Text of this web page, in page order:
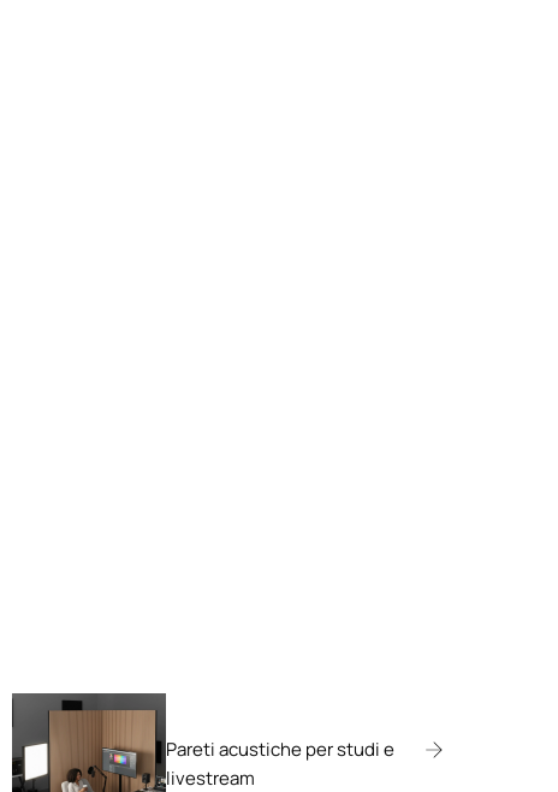
Pareti acustiche per studi e
livestream